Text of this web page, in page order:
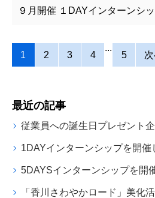
９月開催 １DAYインターンシ
1 2 3 4
...
5
最近の記事
従業員への誕生日プレゼント
1DAYインターンシップを開催
5DAYSインターンシップを開
「香川さわやかロード」美化